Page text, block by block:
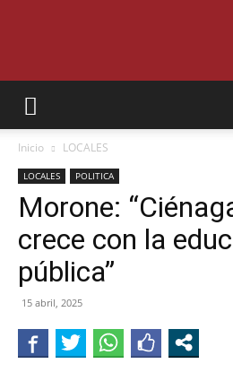
Inicio LOCALES
LOCALES POLITICA
Morone:
crece con la
pública”
15 abril, 2025